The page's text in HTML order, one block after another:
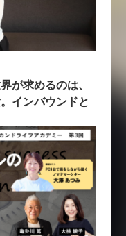
が求めるのは、
インバウンドと